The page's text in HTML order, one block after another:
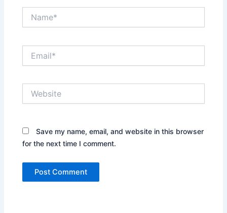
Save my name, email, and website in this browser
for the next time I comment.